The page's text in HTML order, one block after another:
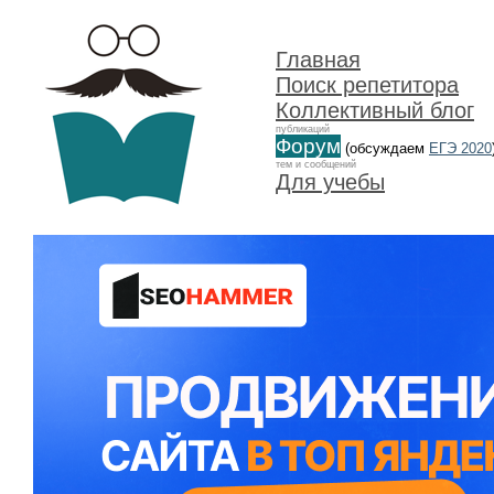
Главная
Поиск репетитора
Коллективный блог
публикаций
Форум (обсуждаем ЕГЭ 2020
тем и сообщений
Для учебы